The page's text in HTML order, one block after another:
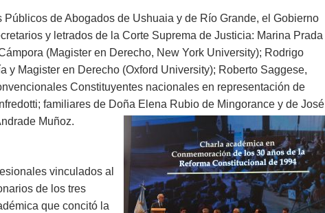
de Abogados de Ushuaia y de Río Grande, el Gobierno
y letrados de la Corte Suprema de Justicia: Marina Prada
(Magister en Derecho, New York University); Rodrigo
y Magister en Derecho (Oxford University); Roberto Saggese,
Constituyentes nacionales en representación de
familiares de Doña Elena Rubio de Mingorance y de José
Muñoz.
vinculados al
de los tres
que concitó la